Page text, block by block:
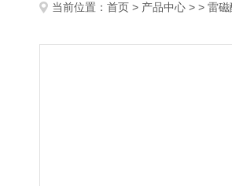
当前位置： 首页 > 产品中心 > > 雷磁